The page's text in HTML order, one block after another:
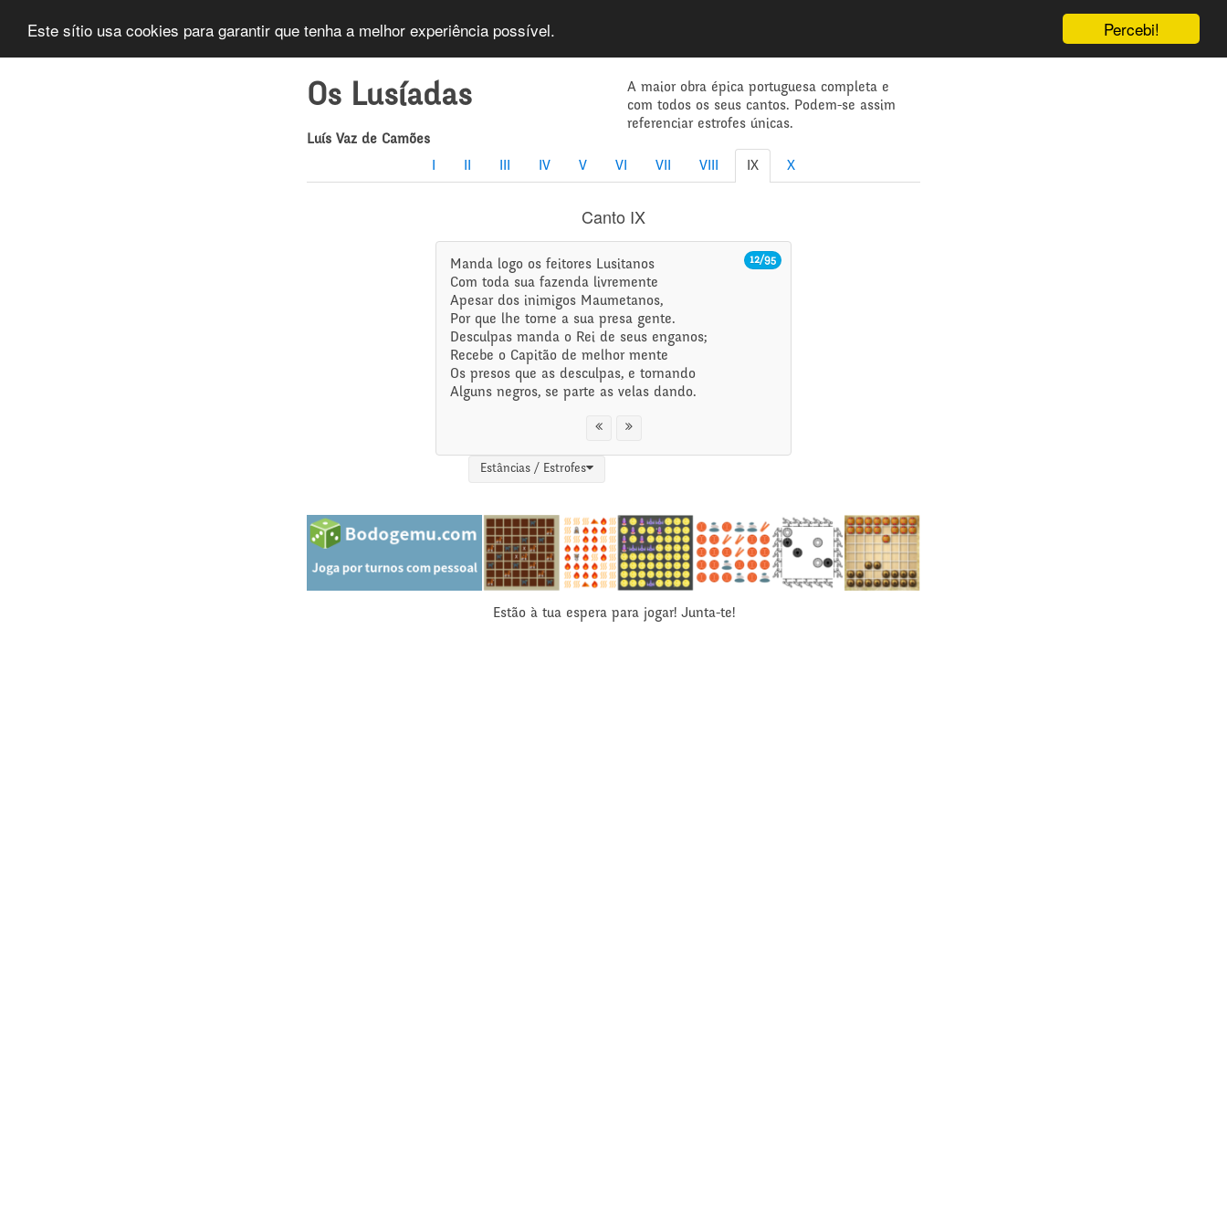
Percebi!
Este sítio usa cookies para garantir que tenha a melhor experiência possível.
Os Lusíadas
Luís Vaz de Camões
A maior obra épica portuguesa completa e
com todos os seus cantos. Podem-se assim
referenciar estrofes únicas.
IV V VI VII VIII IX X
Canto IX
12/95
Manda logo os feitores Lusitanos
Com toda sua fazenda livremente
Apesar dos inimigos Maumetanos,
Por que lhe torne a sua presa gente.
Desculpas manda o Rei de seus enganos;
Recebe o Capitão de melhor mente
Os presos que as desculpas, e tornando
Alguns negros, se parte as velas dando.
Estâncias / Estrofes
Estão à tua espera para jogar! Junta-te!